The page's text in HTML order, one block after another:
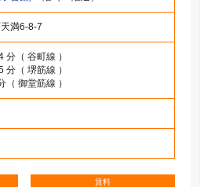
満6-8-7
分（ 谷町線 ）
分（ 堺筋線 ）
（ 御堂筋線 ）
賃料